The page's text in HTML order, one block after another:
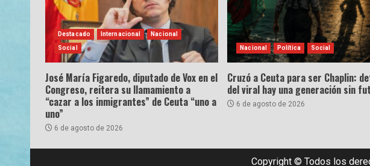
Destacado Internacional Nacional
Social
José María Figaredo, diputado de Vox en el
Congreso, reitera su llamamiento a
“cazar a los inmigrantes” de Ceuta “uno a
uno”
6 de agosto de 2026
Nacional Política Social
Cruzó a Ceuta para ser Chaplin:
del viral hay una generación sin
6 de agosto de 2026
Copyright © Todos los